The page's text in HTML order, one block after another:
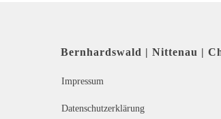
Bernhardswald | Nittenau |
Impressum
Datenschutzerklärung